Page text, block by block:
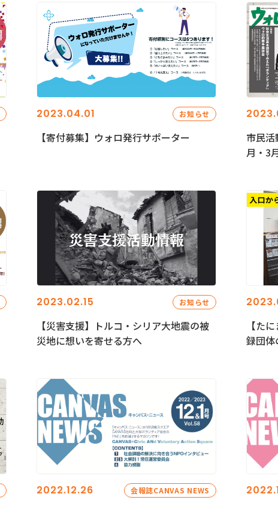
2023.04.01 お知らせ
【寄付募集】ウォロ発行サポーター
市民
月・3
2023.02.15 お知らせ
【災害支援】トルコ・シリア大地震の被
災地に想いを寄せる方へ
【た
録団体
2022.12.26 会報誌CANVAS NEWS